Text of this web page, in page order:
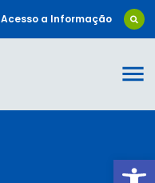
Acesso a Informação